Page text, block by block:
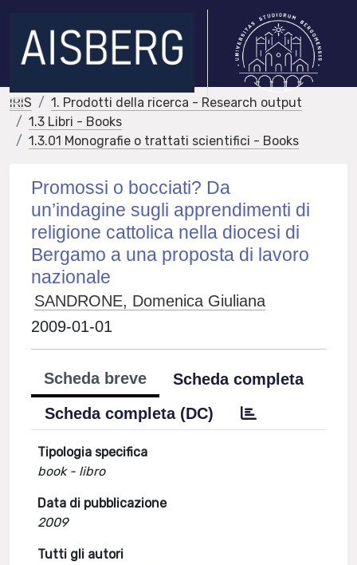
IRIS
1. Prodotti della ricerca - Research output
1.3 Libri - Books
1.3.01 Monografie o trattati scientifici - Books
Promossi o bocciati? Da
un’indagine sugli apprendimenti di
religione cattolica nella diocesi di
Bergamo a una proposta di lavoro
nazionale
SANDRONE, Domenica Giuliana
2009-01-01
Scheda breve
Scheda completa
Scheda completa (DC)
Tipologia specifica
book - libro
Data di pubblicazione
2009
Tutti gli autori